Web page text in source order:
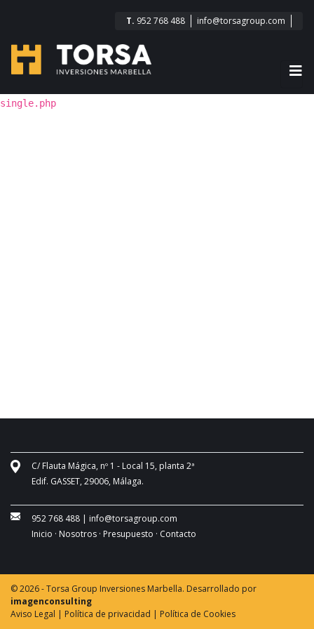
T. 952 768 488 info@torsagroup.com
single.php
C/ Flauta Mágica, nº 1 - Local 15, planta 2ª
Edif. GASSET, 29006, Málaga.
952 768 488 | info@torsagroup.com
Inicio · Nosotros · Presupuesto · Contacto
© 2026 - Torsa Group Inversiones Marbella. Desarrollado por
imagenconsulting
Aviso Legal | Política de privacidad | Política de Cookies